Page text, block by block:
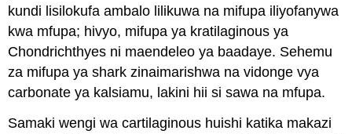
kundi lisilokufa ambalo lilikuwa na mifupa iliyofanywa
kwa mfupa; hivyo, mifupa ya kratilaginous ya
Chondrichthyes ni maendeleo ya baadaye. Sehemu
za mifupa ya shark zinaimarishwa na vidonge vya
carbonate ya kalsiamu, lakini hii si sawa na mfupa.
Samaki wengi wa cartilaginous huishi katika makazi